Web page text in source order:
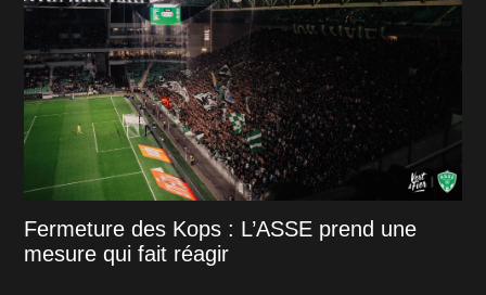
Fermeture des Kops : L’ASSE prend une
mesure qui fait réagir